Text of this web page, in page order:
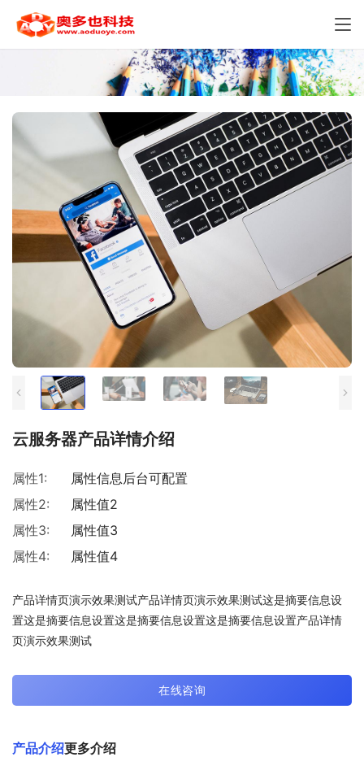
云服务器产品详情介绍
属性1:
属性信息后台可配置
属性2:
属性值2
属性3:
属性值3
属性4:
属性值4
产品详情页演示效果测试产品详情页演示效果测试这是摘要信息设
置这是摘要信息设置这是摘要信息设置这是摘要信息设置产品详情
页演示效果测试
在线咨询
产品介绍更多介绍